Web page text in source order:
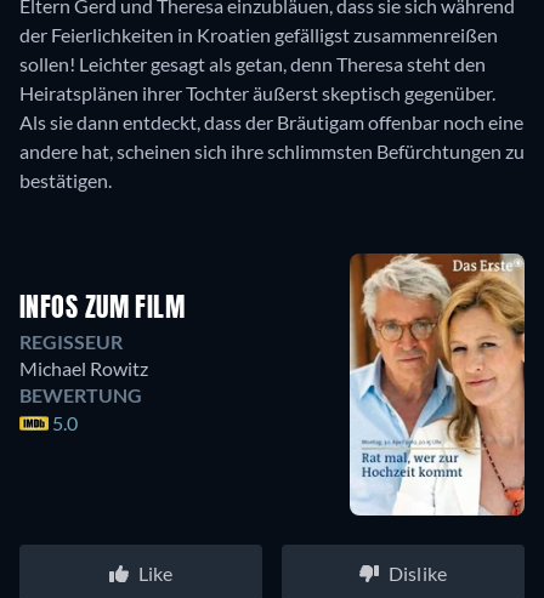
Eltern Gerd und Theresa einzubläuen, dass sie sich während
der Feierlichkeiten in Kroatien gefälligst zusammenreißen
sollen! Leichter gesagt als getan, denn Theresa steht den
Heiratsplänen ihrer Tochter äußerst skeptisch gegenüber.
Als sie dann entdeckt, dass der Bräutigam offenbar noch eine
andere hat, scheinen sich ihre schlimmsten Befürchtungen zu
bestätigen.
INFOS ZUM FILM
REGISSEUR
Michael Rowitz
BEWERTUNG
5.0
Like Dislike